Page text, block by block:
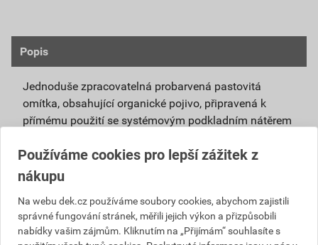
Popis
Jednoduše zpracovatelná probarvená pastovitá
omítka, obsahující organické pojivo, připravená k
přímému použití se systémovým podkladním nátěrem
Vlivem ochlazování vnějšího souvrství
zateplovacích systémů v nočních hodinách,
dochází ke kondenzaci vody na povrchu, která
vytváří živnou půdu pro růst nevzhledných řas.
Povrch omítky weberpas aquaBalance dokáže
Používáme cookies pro lepší zážitek z
nákupu
Na webu dek.cz používáme soubory cookies, abychom zajistili
správné fungování stránek, měřili jejich výkon a přizpůsobili
nabídky vašim zájmům. Kliknutím na „Přijímám“ souhlasíte s